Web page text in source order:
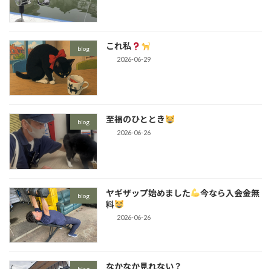
blog これ私
2026-06-29
blog 至福のひととき
2026-06-26
blog ヤギザップ始めました
今なら入会金無
料
2026-06-26
なかなか見れない？